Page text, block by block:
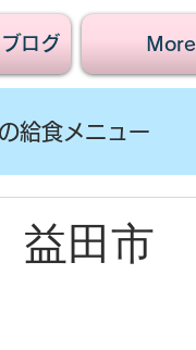
ログ More
給食メニュー
益田市